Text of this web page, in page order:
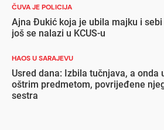
ČUVA JE POLICIJA
Ajna Đukić koja je ubila majku i
još se nalazi u KCUS-u
HAOS U SARAJEVU
Usred dana: Izbila tučnjava, a onda
oštrim predmetom, povrijeđene
sestra